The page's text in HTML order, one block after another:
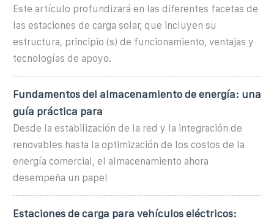
Este artículo profundizará en las diferentes facetas de
las estaciones de carga solar, que incluyen su
estructura, principio (s) de funcionamiento, ventajas y
tecnologías de apoyo.
Fundamentos del almacenamiento de energía: una
guía práctica para
Desde la estabilización de la red y la integración de
renovables hasta la optimización de los costos de la
energía comercial, el almacenamiento ahora
desempeña un papel
Estaciones de carga para vehículos eléctricos: